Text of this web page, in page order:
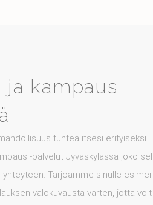
kampaus
tuntea itsesi erityiseksi.
-palvelut Jyväskylässä joko
Tarjoamme sinulle
valokuvausta varten, jotta